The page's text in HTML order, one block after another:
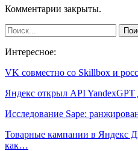
Комментарии закрыты.
Интересное:
VK совместно со Skillbox и
Яндекс открыл API YandexGPT
Исследование Sape:
Товарные кампании в Яндекс
как…